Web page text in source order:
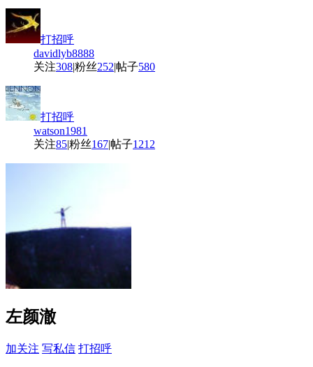
打招呼
davidlyb8888
关注308|粉丝252|帖子580
打招呼
watson1981
关注85|粉丝167|帖子1212
左颜澈
加关注 写私信 打招呼